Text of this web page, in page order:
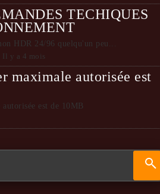
TECHIQUES
HDR 24/96 quelqu'un peu...
Il y a 4 mois
maximale autorisée est
est de 10MB